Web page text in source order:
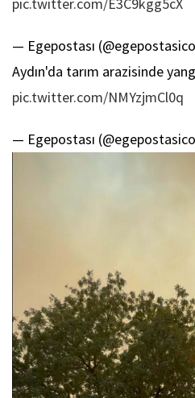
— Egepostası
Aydın'da tarım arazisinde
pic.twitter.com/NMYzjmCl0q
— Egepostası